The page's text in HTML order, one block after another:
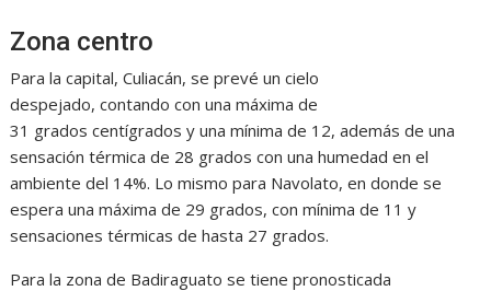
Zona centro
Para la capital, Culiacán, se prevé un cielo
despejado, contando con una máxima de
31 grados centígrados y una mínima de 12, además de una
sensación térmica de 28 grados con una humedad en el
ambiente del 14%. Lo mismo para Navolato, en donde se
espera una máxima de 29 grados, con mínima de 11 y
sensaciones térmicas de hasta 27 grados.
Para la zona de Badiraguato se tiene pronosticada